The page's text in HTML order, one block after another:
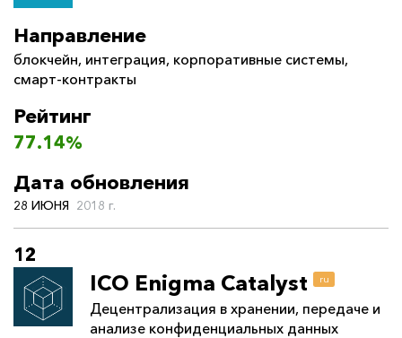
Направление
блокчейн, интеграция, корпоративные системы,
смарт-контракты
Рейтинг
77.14%
Дата обновления
28 ИЮНЯ 2018 г.
12
ICO Enigma Catalyst ru
Децентрализация в хранении, передаче и
анализе конфиденциальных данных